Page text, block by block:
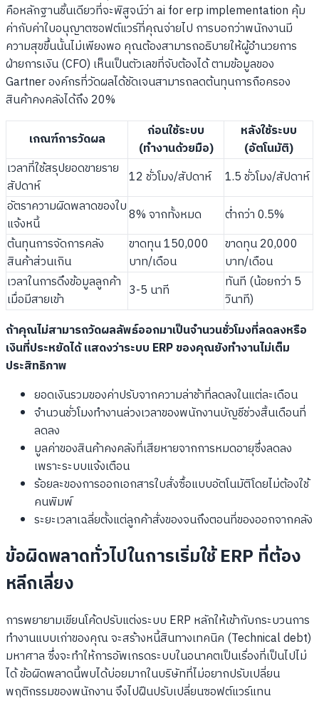
คือหลักฐานชิ้นเดียวที่จะพิสูจน์ว่า ai for erp implementation คุ้ม
ค่ากับค่าใบอนุญาตซอฟต์แวร์ที่คุณจ่ายไป การบอกว่าพนักงานมี
ความสุขขึ้นนั้นไม่เพียงพอ คุณต้องสามารถอธิบายให้ผู้อำนวยการ
ฝ่ายการเงิน (CFO) เห็นเป็นตัวเลขที่จับต้องได้ ตามข้อมูลของ
Gartner องค์กรที่วัดผลได้ชัดเจนสามารถลดต้นทุนการถือครอง
สินค้าคงคลังได้ถึง 20%
เกณฑ์การวัดผล
ก่อนใช้ระบบ
(ทำงานด้วยมือ)
หลังใช้ระบบ
(อัตโนมัติ)
เวลาที่ใช้สรุปยอดขายราย
สัปดาห์
12 ชั่วโมง/สัปดาห์
1.5 ชั่วโมง/สัปดาห์
อัตราความผิดพลาดของใบ
แจ้งหนี้
8% จากทั้งหมด
ต่ำกว่า 0.5%
ต้นทุนการจัดการคลัง
สินค้าส่วนเกิน
ขาดทุน 150,000
บาท/เดือน
ขาดทุน 20,000
บาท/เดือน
เวลาในการดึงข้อมูลลูกค้า
เมื่อมีสายเข้า
3-5 นาที
ทันที (น้อยกว่า 5
วินาที)
ถ้าคุณไม่สามารถวัดผลลัพธ์ออกมาเป็นจำนวนชั่วโมงที่ลดลงหรือ
เงินที่ประหยัดได้ แสดงว่าระบบ ERP ของคุณยังทำงานไม่เต็ม
ประสิทธิภาพ
ยอดเงินรวมของค่าปรับจากความล่าช้าที่ลดลงในแต่ละเดือน
จำนวนชั่วโมงทำงานล่วงเวลาของพนักงานบัญชีช่วงสิ้นเดือนที่
ลดลง
มูลค่าของสินค้าคงคลังที่เสียหายจากการหมดอายุซึ่งลดลง
เพราะระบบแจ้งเตือน
ร้อยละของการออกเอกสารใบสั่งซื้อแบบอัตโนมัติโดยไม่ต้องใช้
คนพิมพ์
ระยะเวลาเฉลี่ยตั้งแต่ลูกค้าสั่งของจนถึงตอนที่ของออกจากคลัง
ข้อผิดพลาดทั่วไปในการเริ่มใช้ ERP ที่ต้อง
หลีกเลี่ยง
การพยายามเขียนโค้ดปรับแต่งระบบ ERP หลักให้เข้ากับกระบวนการ
ทำงานแบบเก่าของคุณ จะสร้างหนี้สินทางเทคนิค (Technical debt)
มหาศาล ซึ่งจะทำให้การอัพเกรดระบบในอนาคตเป็นเรื่องที่เป็นไปไม่
ได้ ข้อผิดพลาดนี้พบได้บ่อยมากในบริษัทที่ไม่อยากปรับเปลี่ยน
พฤติกรรมของพนักงาน จึงไปฝืนปรับเปลี่ยนซอฟต์แวร์แทน